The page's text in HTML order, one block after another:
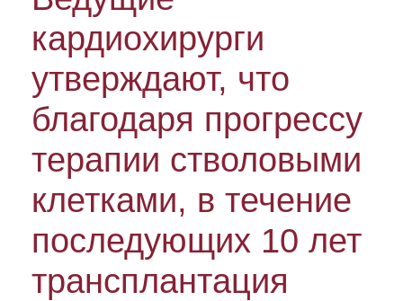
кардиохирурги
утверждают, что
благодаря прогрессу
терапии стволовыми
клетками, в течение
последующих 10 лет
трансплантация